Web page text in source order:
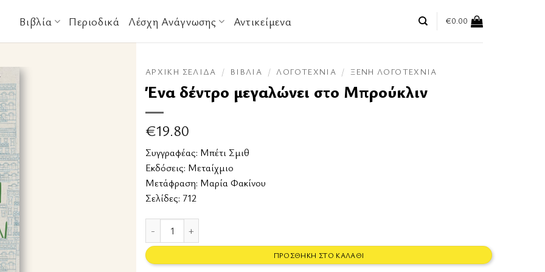
Βιβλία Περιοδικά Λέσχη Ανάγνωσης Αντικείμενα €0.00
ΑΡΧΙΚΉ ΣΕΛΊΔΑ / ΒΙΒΛΊΑ / ΛΟΓΟΤΕΧΝΊΑ / ΞΈΝΗ ΛΟΓΟΤΕΧΝΊΑ
Ένα δέντρο μεγαλώνει στο Μπρούκλιν
€19.80
Συγγραφέας: Μπέτι Σμιθ
Εκδόσεις: Μεταίχμιο
Μετάφραση: Μαρία Φακίνου
Σελίδες: 712
ΠΡΟΣΘΉΚΗ ΣΤΟ ΚΑΛΆΘΙ